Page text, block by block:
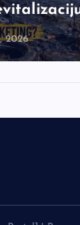
2026